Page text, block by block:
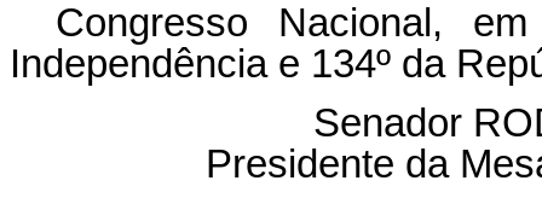
Congresso Nacional,
Independência e 134º da
Senador
Presidente da